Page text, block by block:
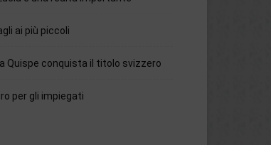
ai più piccoli
Quispe conquista il titolo svizzero
per gli impiegati